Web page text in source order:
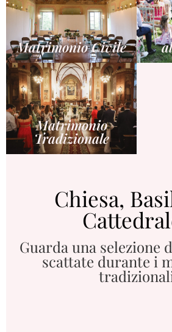
Matrimonio Civile
Matrimonio
Tradizionale
Chiesa,
Guarda una selezione
scattate durante i